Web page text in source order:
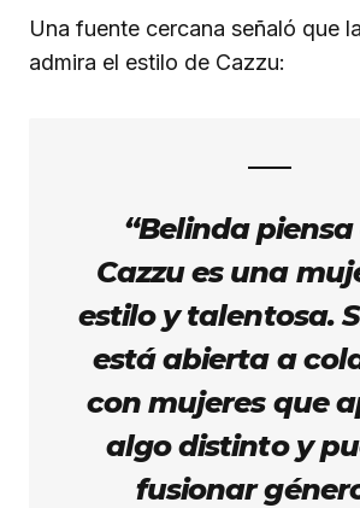
Una fuente cercana señaló que
admira el estilo de Cazzu:
“Belinda
Cazzu es una
estilo y talentosa.
está abierta a
con mujeres que
algo distinto y
fusionar